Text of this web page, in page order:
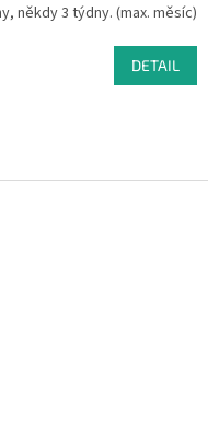
někdy 3 týdny. (max. měsíc)
DETAIL